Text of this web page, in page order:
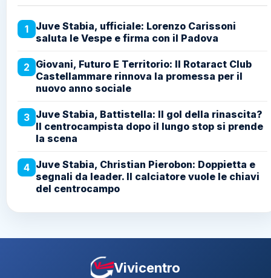
1
Juve Stabia, ufficiale: Lorenzo Carissoni
saluta le Vespe e firma con il Padova
2 Giovani, Futuro E Territorio: Il Rotaract Club
Castellammare rinnova la promessa per il
nuovo anno sociale
3 Juve Stabia, Battistella: Il gol della rinascita?
Il centrocampista dopo il lungo stop si prende
la scena
4 Juve Stabia, Christian Pierobon: Doppietta e
segnali da leader. Il calciatore vuole le chiavi
del centrocampo
Vivicentro